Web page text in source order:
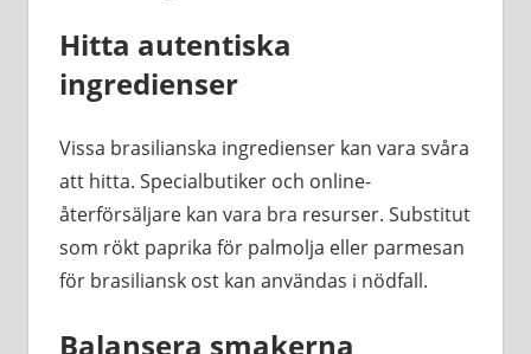
Hitta autentiska
ingredienser
Vissa brasilianska ingredienser kan vara svåra
att hitta. Specialbutiker och online-
återförsäljare kan vara bra resurser. Substitut
som rökt paprika för palmolja eller parmesan
för brasiliansk ost kan användas i nödfall.
Balansera smakerna